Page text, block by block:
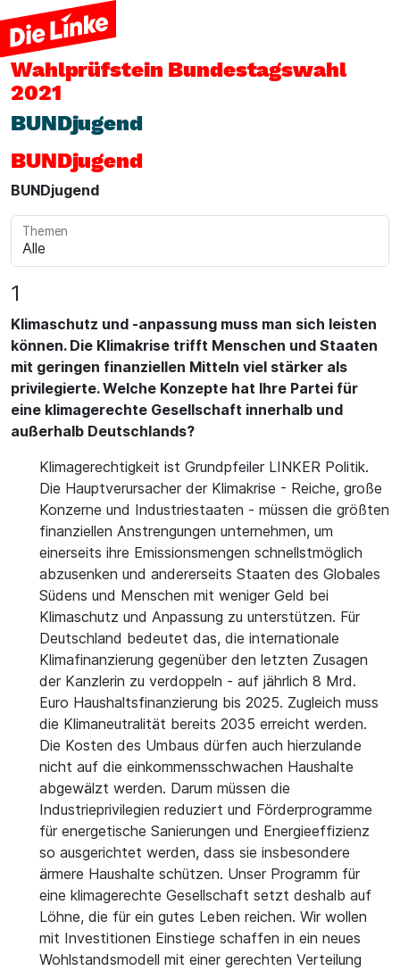
Wahlprüfstein Bundestagswahl
2021
BUNDjugend
BUNDjugend
BUNDjugend
Themen
1
Klimaschutz und -anpassung muss man sich leisten
können. Die Klimakrise trifft Menschen und Staaten
mit geringen finanziellen Mitteln viel stärker als
privilegierte. Welche Konzepte hat Ihre Partei für
eine klimagerechte Gesellschaft innerhalb und
außerhalb Deutschlands?
Klimagerechtigkeit ist Grundpfeiler LINKER Politik.
Die Hauptverursacher der Klimakrise - Reiche, große
Konzerne und Industriestaaten - müssen die größten
finanziellen Anstrengungen unternehmen, um
einerseits ihre Emissionsmengen schnellstmöglich
abzusenken und andererseits Staaten des Globales
Südens und Menschen mit weniger Geld bei
Klimaschutz und Anpassung zu unterstützen. Für
Deutschland bedeutet das, die internationale
Klimafinanzierung gegenüber den letzten Zusagen
der Kanzlerin zu verdoppeln - auf jährlich 8 Mrd.
Euro Haushaltsfinanzierung bis 2025. Zugleich muss
die Klimaneutralität bereits 2035 erreicht werden.
Die Kosten des Umbaus dürfen auch hierzulande
nicht auf die einkommensschwachen Haushalte
abgewälzt werden. Darum müssen die
Industrieprivilegien reduziert und Förderprogramme
für energetische Sanierungen und Energieeffizienz
so ausgerichtet werden, dass sie insbesondere
ärmere Haushalte schützen. Unser Programm für
eine klimagerechte Gesellschaft setzt deshalb auf
Löhne, die für ein gutes Leben reichen. Wir wollen
mit Investitionen Einstiege schaffen in ein neues
Wohlstandsmodell mit einer gerechten Verteilung